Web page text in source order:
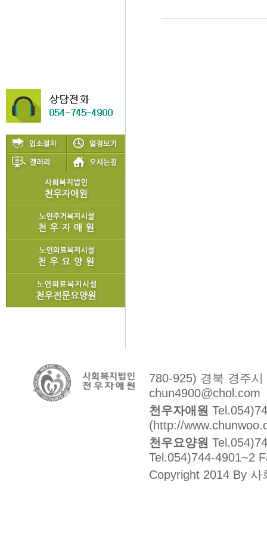
780-925) 경북 경주
chun4900@chol.com
천우자애원
(http://
천우요양원
Tel.054)744-4901~2
Copyright 2014 By